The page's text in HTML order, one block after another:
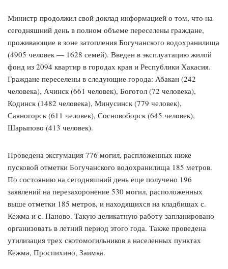
Министр продолжил свой доклад информацией о том, что на
сегодняшний день в полном объеме переселены граждане,
проживающие в зоне затопления Богучанского водохранилища
(4905 человек — 1628 семей). Введен в эксплуатацию жилой
фонд из 2094 квартир в городах края и Республики Хакасия.
Граждане переселены в следующие города: Абакан (242
человека), Ачинск (661 человек), Боготол (72 человека),
Кодинск (1482 человека), Минусинск (779 человек),
Саяногорск (611 человек), Сосновоборск (645 человек),
Шарыпово (413 человек).
Проведена эксгумация 776 могил, распложенных ниже
пусковой отметки Богучанского водохранилища 185 метров.
По состоянию на сегодняшний день еще получено 196
заявлений на перезахоронение 530 могил, расположенных
выше отметки 185 метров, и находящихся на кладбищах с.
Кежма и с. Паново. Такую деликатную работу запланировано
организовать в летний период этого года. Также проведена
утилизация трех скотомогильников в населенных пунктах
Кежма, Проспихино, Заимка.